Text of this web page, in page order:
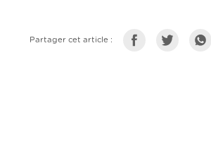
Partager cet article :